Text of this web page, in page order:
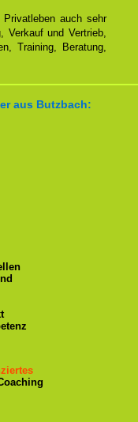
Privatleben auch sehr
Verkauf und Vertrieb,
Training, Beratung,
aus Butzbach: